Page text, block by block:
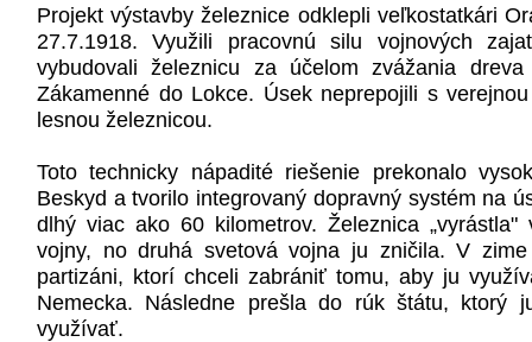
Projekt výstavby železnice odklepli veľkostatkári
27.7.1918. Využili pracovnú silu vojnových
vybudovali železnicu za účelom zvážania
Zákamenné do Lokce. Úsek neprepojili s
lesnou železnicou.
Toto technicky nápadité riešenie prekonalo
Beskyd a tvorilo integrovaný dopravný systém na
dlhý viac ako 60 kilometrov. Železnica
vojny, no druhá svetová vojna ju zničila. V
partizáni, ktorí chceli zabrániť tomu, aby ju
Nemecka. Následne prešla do rúk štátu, ktorý
využívať.